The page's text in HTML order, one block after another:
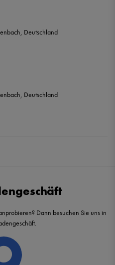
Deutschland
Deutschland
Dann besuchen Sie uns in